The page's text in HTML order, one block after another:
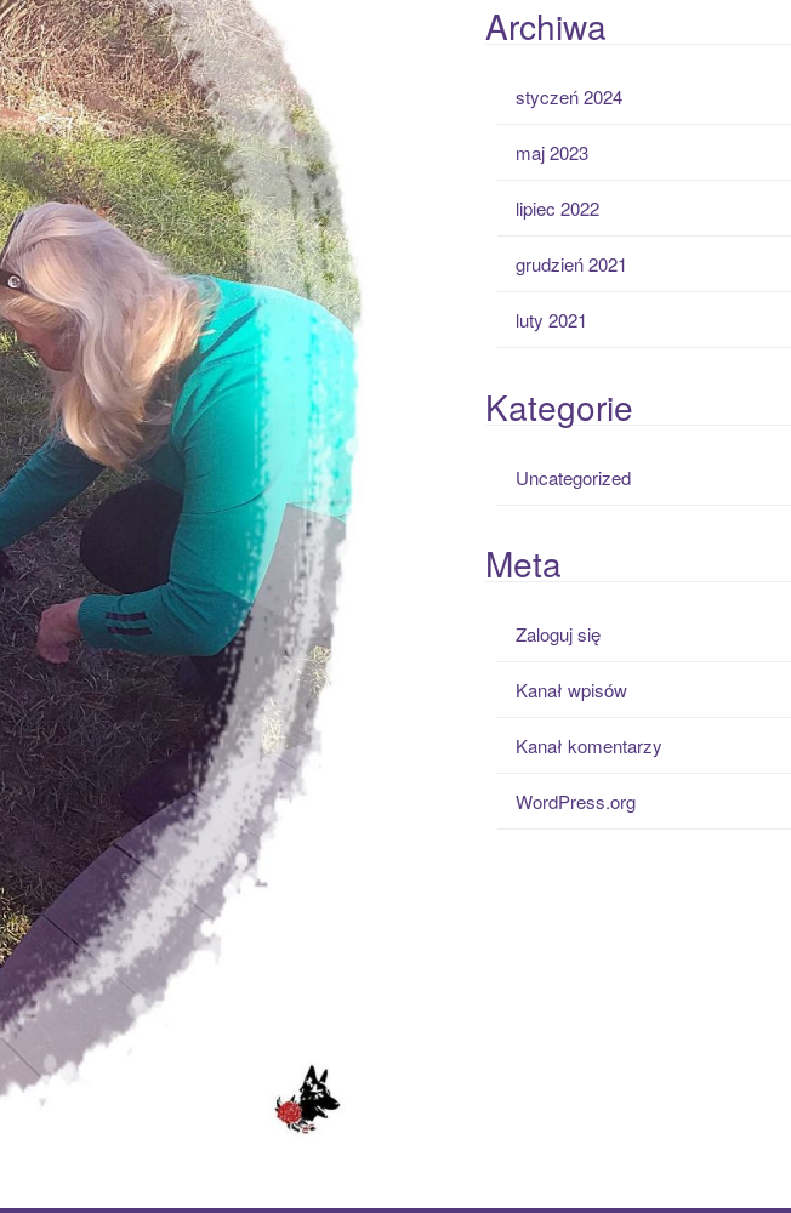
Archiwa
styczeń 2024
maj 2023
lipiec 2022
grudzień 2021
luty 2021
Kategorie
Uncategorized
Meta
Zaloguj się
Kanał wpisów
Kanał komentarzy
WordPress.org